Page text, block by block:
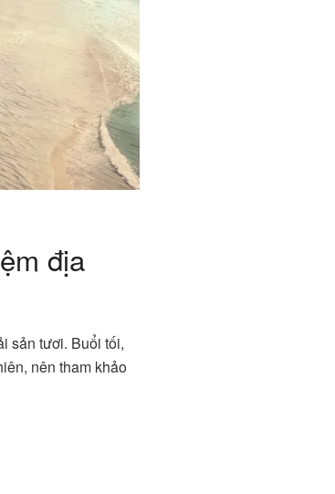
địa
sản tươi. Buổi tối,
nên tham khảo